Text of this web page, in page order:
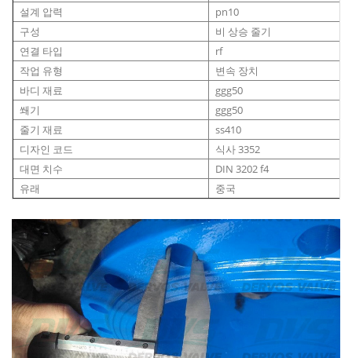
설계 압력
pn10
구성
비 상승 줄기
연결 타입
rf
작업 유형
변속 장치
바디 재료
ggg50
쐐기
ggg50
줄기 재료
ss410
디자인 코드
식사 3352
대면 치수
DIN 3202 f4
유래
중국